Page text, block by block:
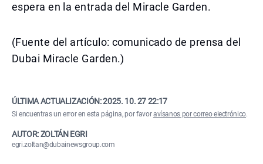
espera en la entrada del Miracle Garden.
(Fuente del artículo: comunicado de prensa del
Dubai Miracle Garden.)
ÚLTIMA ACTUALIZACIÓN:2025. 10. 27 22:17
Si encuentras un error en esta página, por favoravísanos por correo electrónico.
AUTOR: ZOLTÁN EGRI
egri.zoltan@dubainewsgroup.com